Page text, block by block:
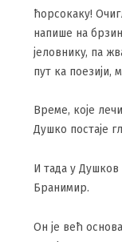
ћорсокаку!
напише на
јеловнику, па
пут ка поезији,
Време, које
Душко постаје
И тада у
Бранимир.
Он је већ